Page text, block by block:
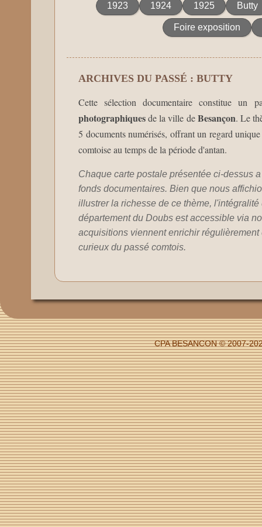
1923 1924 1925 Butty
Foire exposition
ARCHIVES DU PASSÉ : BUTTY
Cette sélection documentaire constitue un
photographiquesde la ville deBesançon. Le
5 documents numérisés, offrant un regard
comtoise au temps de la période d'antan.
Chaque carte postale présentée ci-dessus
fonds documentaires. Bien que nous
illustrer la richesse de ce thème,
département du Doubs est accessible via
acquisitions viennent enrichir
curieux du passé comtois.
CPA BESANCON © 2007-